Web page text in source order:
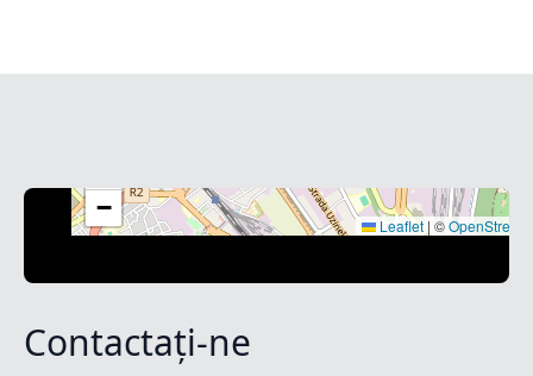
−
Leaflet | ©
Contactați-ne